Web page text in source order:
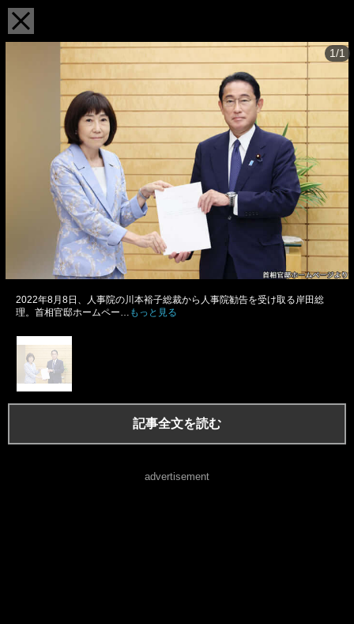
1/1
2022年8月8日、人事院の川本裕子総裁から人事院勧告を受け取る岸田総
理。首相官邸ホームペー…
もっと見る
記事全文を読む
advertisement